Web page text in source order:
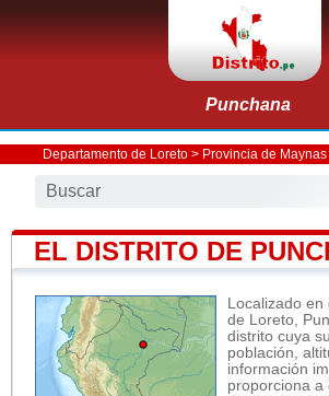
Punchana
Departamento de Loreto > Provincia de Maynas
EL DISTRITO DE
Localizado
de Loreto,
distrito cuya
población,
información
proporciona a